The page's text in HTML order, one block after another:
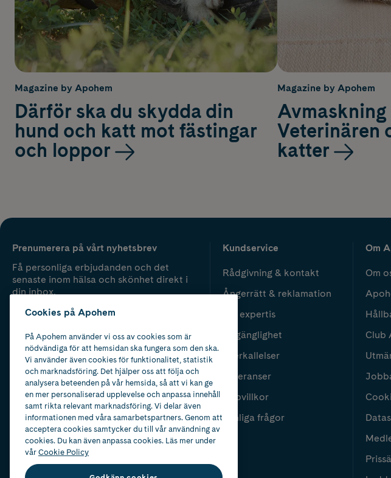
Magazine by Apohem
Därför ska du skydda din
hund och katt mot fästingar
och loppor
Magazine by Apohem
Veterinären
katter
Prenumerera på vårt nyhetsbrev
Få personliga erbjudanden och det
senaste inom hälsa och skönhet direkt i
din inbox.
Kundservice
Rådgivning & kontakt
Ångerrätt & reklamation
Vår expertis
Tillgänglighet
Återkallelser
Leveranser
Köpvillkor
Vanliga frågor
Om
Om
Club
Cookies på Apohem
På Apohem använder vi oss av cookies som är
nödvändiga för att hemsidan ska fungera som den ska.
Vi använder även cookies för funktionalitet, statistik
och marknadsföring. Det hjälper oss att följa och
analysera beteenden på vår hemsida, så att vi kan ge
en mer personaliserad upplevelse och anpassa innehåll
samt rikta relevant marknadsföring. Vi delar även
informationen med våra samarbetspartners. Genom att
acceptera cookies samtycker du till vår användning av
cookies. Du kan även anpassa cookies. Läs mer under
vårCookie Policy